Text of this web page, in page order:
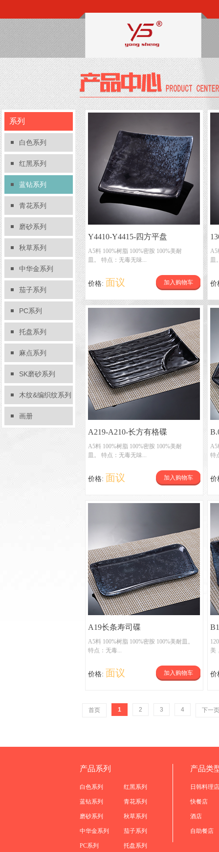
系列
白色系列
红黑系列
蓝钻系列
青花系列
磨砂系列
秋草系列
中华金系列
茄子系列
PC系列
托盘系列
麻点系列
SK磨砂系列
木纹&编织纹系列
画册
Y4410-Y4415-四方平盘
A5料 100%树脂 100%密胺 100%美耐
皿。 特点：无毒无味...
价格: 面议 加入购物车
A5
皿
A219-A210-长方有格碟
A5料 100%树脂 100%密胺 100%美耐
皿。 特点：无毒无味...
价格: 面议 加入购物车
A5
特
A19长条寿司碟
A5料 100%树脂 100%密胺 100%美耐皿。
特点：无毒...
价格: 面议 加入购物车
美
首页 1 2 3 4 下一页
产品系列
白色系列 红黑系列
蓝钻系列 青花系列
磨砂系列 秋草系列
中华金系列 茄子系列
PC系列 托盘系列
产品类
日韩料理店
快餐店
酒店
自助餐店